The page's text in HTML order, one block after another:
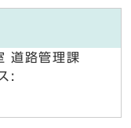
道路管理課
: